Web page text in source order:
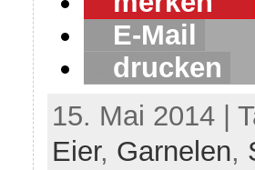
E-Mail
drucken
15. Mai 2014 |
Eier, Garnelen,